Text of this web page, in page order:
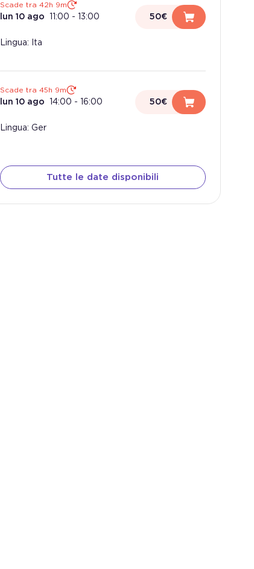
Scade tra 42h 9m
lun 10 ago 11:00 - 13:00 50€
Lingua: Ita
Scade tra 45h 9m
lun 10 ago 14:00 - 16:00 50€
Lingua: Ger
Tutte le date disponibili